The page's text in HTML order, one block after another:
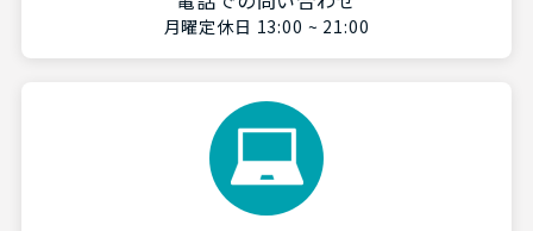
月曜定休日 13:00 ~ 21:00